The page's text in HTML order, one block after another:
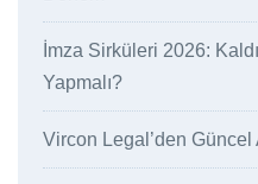
İmza Sirküleri 2026:
Yapmalı?
Vircon Legal’den